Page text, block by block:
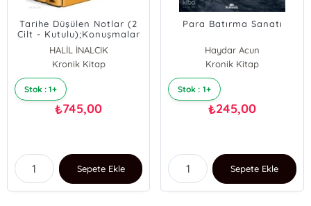
Tarihe Düşülen Notlar (2
Cilt - Kutulu);Konuşmalar
ve Röportajlar
HALİL İNALCIK
Kronik Kitap
Stok : 1+
₺745,00
Sepete Ekle
Para Batırma Sanatı
Haydar Acun
Kronik Kitap
Stok : 1+
₺245,00
Sepete Ekle